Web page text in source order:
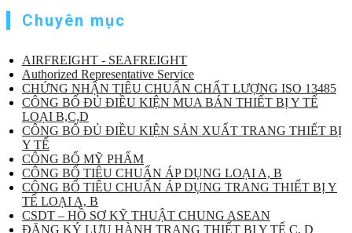
Chuyên mục
AIRFREIGHT - SEAFREIGHT
Authorized Representative Service
CHỨNG NHẬN TIÊU CHUẨN CHẤT LƯỢNG ISO 13485
CÔNG BỐ ĐỦ ĐIỀU KIỆN MUA BÁN THIẾT BỊ Y TẾ
LOẠI B,C,D
CÔNG BỐ ĐỦ ĐIỀU KIỆN SẢN XUẤT TRANG THIẾT BỊ
Y TẾ
CÔNG BỐ MỸ PHẨM
CÔNG BỐ TIÊU CHUẨN ÁP DỤNG LOẠI A, B
CÔNG BỐ TIÊU CHUẨN ÁP DỤNG TRANG THIẾT BỊ Y
TẾ LOẠI A, B
CSDT – HỒ SƠ KỸ THUẬT CHUNG ASEAN
ĐĂNG KÝ LƯU HÀNH TRANG THIẾT BỊ Y TẾ C, D